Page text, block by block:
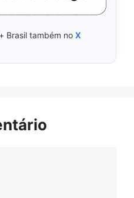
Brasil também no X